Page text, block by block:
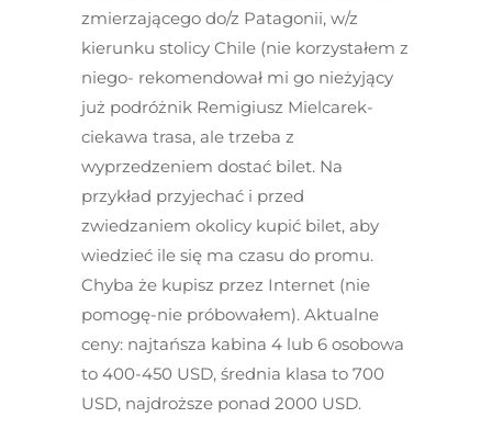
zmierzającego do/z Patagonii, w/z
kierunku stolicy Chile (nie korzystałem z
niego- rekomendował mi go nieżyjący
już podróżnik Remigiusz Mielcarek-
ciekawa trasa, ale trzeba z
wyprzedzeniem dostać bilet. Na
przykład przyjechać i przed
zwiedzaniem okolicy kupić bilet, aby
wiedzieć ile się ma czasu do promu.
Chyba że kupisz przez Internet (nie
pomogę-nie próbowałem). Aktualne
ceny: najtańsza kabina 4 lub 6 osobowa
to 400-450 USD, średnia klasa to 700
USD, najdroższe ponad 2000 USD.